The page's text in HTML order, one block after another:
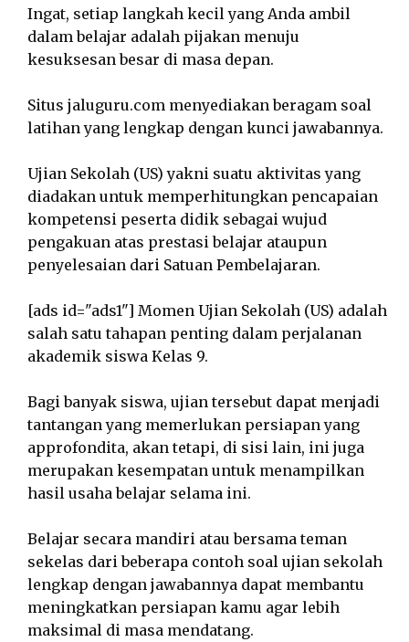
Ingat, setiap langkah kecil yang Anda ambil
dalam belajar adalah pijakan menuju
kesuksesan besar di masa depan.
Situs jaluguru.com menyediakan beragam soal
latihan yang lengkap dengan kunci jawabannya.
Ujian Sekolah (US) yakni suatu aktivitas yang
diadakan untuk memperhitungkan pencapaian
kompetensi peserta didik sebagai wujud
pengakuan atas prestasi belajar ataupun
penyelesaian dari Satuan Pembelajaran.
[ads id="ads1"] Momen Ujian Sekolah (US) adalah
salah satu tahapan penting dalam perjalanan
akademik siswa Kelas 9.
Bagi banyak siswa, ujian tersebut dapat menjadi
tantangan yang memerlukan persiapan yang
approfondita, akan tetapi, di sisi lain, ini juga
merupakan kesempatan untuk menampilkan
hasil usaha belajar selama ini.
Belajar secara mandiri atau bersama teman
sekelas dari beberapa contoh soal ujian sekolah
lengkap dengan jawabannya dapat membantu
meningkatkan persiapan kamu agar lebih
maksimal di masa mendatang.